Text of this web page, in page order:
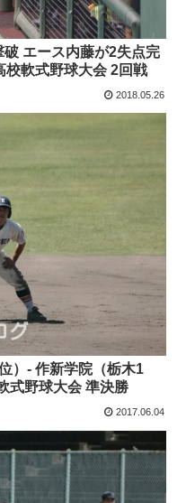
破 エース内藤が2失点完
軟式野球大会 2回戦
2018.05.26
）- 作新学院（栃木1
式野球大会 準決勝
2017.06.04